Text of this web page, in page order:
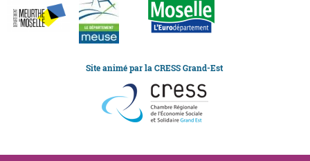
Site animé par la CRESS Grand-Est